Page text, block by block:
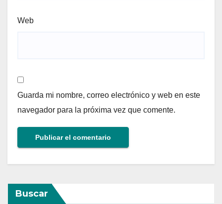
Web
Guarda mi nombre, correo electrónico y web en este
navegador para la próxima vez que comente.
Buscar